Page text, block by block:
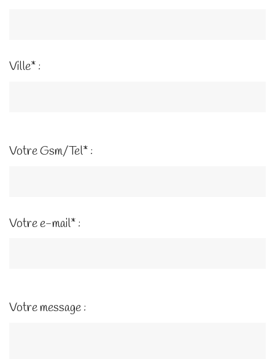
Ville* :
Votre Gsm/Tel* :
Votre e-mail* :
Votre message :